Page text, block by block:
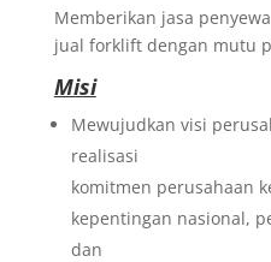
Memberikan jasa
jual forklift dengan mutu
Misi
Mewujudkan visi
realisasi
komitmen perusahaan
kepentingan nasional,
dan